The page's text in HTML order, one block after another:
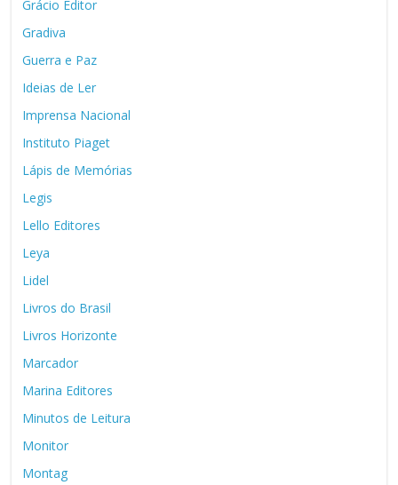
Grácio Editor
Gradiva
Guerra e Paz
Ideias de Ler
Imprensa Nacional
Instituto Piaget
Lápis de Memórias
Legis
Lello Editores
Leya
Lidel
Livros do Brasil
Livros Horizonte
Marcador
Marina Editores
Minutos de Leitura
Monitor
Montag